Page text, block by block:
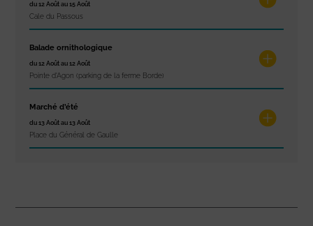
du 12 Août au 15 Août
Cale du Passous
Balade ornithologique
du 12 Août au 12 Août
Pointe d'Agon (parking de la ferme Borde)
Marché d’été
du 13 Août au 13 Août
Place du Général de Gaulle